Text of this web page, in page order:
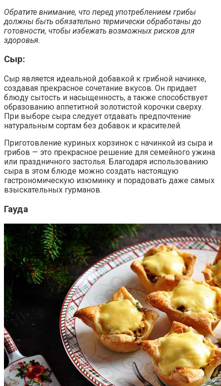
Обратите внимание, что перед употреблением грибы
должны быть обязательно термически обработаны до
готовности, чтобы избежать возможных рисков для
здоровья.
Сыр:
Сыр является идеальной добавкой к грибной начинке,
создавая прекрасное сочетание вкусов. Он придает
блюду сытость и насыщенность, а также способствует
образованию аппетитной золотистой корочки сверху.
При выборе сыра следует отдавать предпочтение
натуральным сортам без добавок и красителей.
Приготовление куриных корзинок с начинкой из сыра и
грибов — это прекрасное решение для семейного ужина
или праздничного застолья. Благодаря использованию
сыра в этом блюде можно создать настоящую
гастрономическую изюминку и порадовать даже самых
взыскательных гурманов.
Гауда